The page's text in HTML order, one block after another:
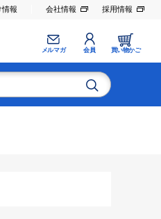
情報 会社情報 採用情報
メルマガ 会員 買い物かご